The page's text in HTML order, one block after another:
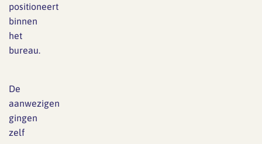
positioneert
binnen
het
bureau.
De
aanwezigen
gingen
zelf